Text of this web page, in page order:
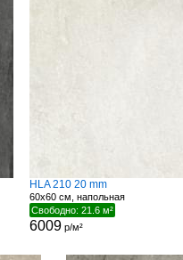
HLA 210 20 mm
60x60 см, напольная
Свободно: 21.6 м²
6009 р/м²